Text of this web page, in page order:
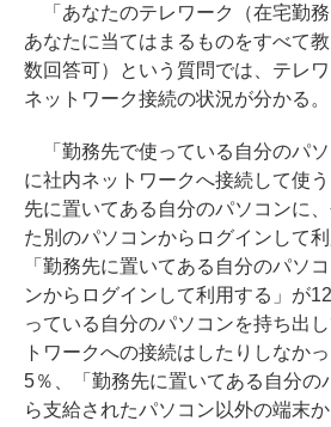
「あなたのテレワーク（在宅勤務
あなたに当てはまるものをすべて
数回答可）という質問では、テレ
ネットワーク接続の状況が分かる。
「勤務先で使っている自分のパ
に社内ネットワークへ接続して使
先に置いてある自分のパソコンに
た別のパソコンからログインして利
「勤務先に置いてある自分のパソ
ンからログインして利用する」が
っている自分のパソコンを持ち出
トワークへの接続はしたりしなか
5％、「勤務先に置いてある自分の
ら支給されたパソコン以外の端末